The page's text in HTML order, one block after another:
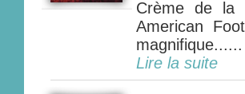
Crème de la
American
magnifique......
Lire la suite